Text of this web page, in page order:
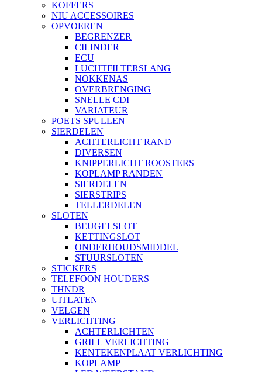
KOFFERS
NIU ACCESSOIRES
OPVOEREN
BEGRENZER
CILINDER
ECU
LUCHTFILTERSLANG
NOKKENAS
OVERBRENGING
SNELLE CDI
VARIATEUR
POETS SPULLEN
SIERDELEN
ACHTERLICHT RAND
DIVERSEN
KNIPPERLICHT ROOSTERS
KOPLAMP RANDEN
SIERDELEN
SIERSTRIPS
TELLERDELEN
SLOTEN
BEUGELSLOT
KETTINGSLOT
ONDERHOUDSMIDDEL
STUURSLOTEN
STICKERS
TELEFOON HOUDERS
THNDR
UITLATEN
VELGEN
VERLICHTING
ACHTERLICHTEN
GRILL VERLICHTING
KENTEKENPLAAT VERLICHTING
KOPLAMP